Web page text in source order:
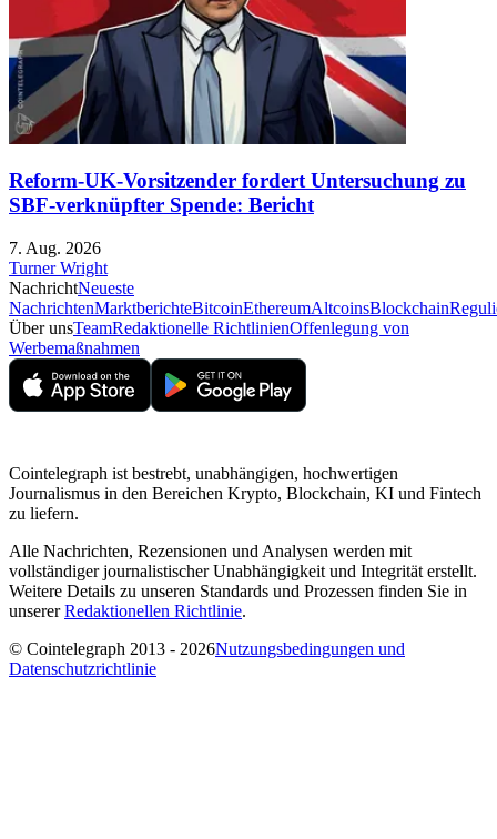
Reform-UK-Vorsitzender fordert Untersuchung zu
SBF-verknüpfter Spende: Bericht
7. Aug. 2026
Turner Wright
NachrichtNeueste
NachrichtenMarktberichteBitcoinEthereumAltcoinsBlockchain
Über unsTeamRedaktionelle RichtlinienOffenlegung von
Werbemaßnahmen
Cointelegraph ist bestrebt, unabhängigen, hochwertigen
Journalismus in den Bereichen Krypto, Blockchain, KI und Fintech
zu liefern.
Alle Nachrichten, Rezensionen und Analysen werden mit
vollständiger journalistischer Unabhängigkeit und Integrität erstellt.
Weitere Details zu unseren Standards und Prozessen finden Sie in
unsererRedaktionellen Richtlinie.
© Cointelegraph 2013 - 2026Nutzungsbedingungen und
Datenschutzrichtlinie